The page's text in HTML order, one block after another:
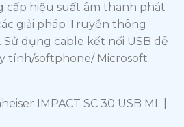
cấp hiệu suất âm thanh phát
giải pháp Truyền thông
dụng cable kết nối USB dễ
tính/softphone/ Microsoft
IMPACT SC 30 USB ML |